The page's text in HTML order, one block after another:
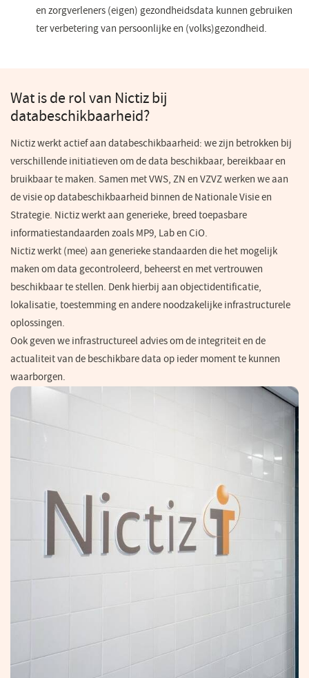
en zorgverleners (eigen) gezondheidsdata kunnen gebruiken
ter verbetering van persoonlijke en (volks)gezondheid.
Wat is de rol van Nictiz bij
databeschikbaarheid?
Nictiz werkt actief aan databeschikbaarheid: we zijn betrokken bij
verschillende initiatieven om de data beschikbaar, bereikbaar en
bruikbaar te maken. Samen met VWS, ZN en VZVZ werken we aan
de visie op databeschikbaarheid binnen de Nationale Visie en
Strategie. Nictiz werkt aan generieke, breed toepasbare
informatiestandaarden zoals MP9, Lab en CiO.
Nictiz werkt (mee) aan generieke standaarden die het mogelijk
maken om data gecontroleerd, beheerst en met vertrouwen
beschikbaar te stellen. Denk hierbij aan objectidentificatie,
lokalisatie, toestemming en andere noodzakelijke infrastructurele
oplossingen.
Ook geven we infrastructureel advies om de integriteit en de
actualiteit van de beschikbare data op ieder moment te kunnen
waarborgen.